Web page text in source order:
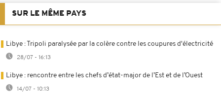
SUR LE MÊME PAYS
Libye : Tripoli paralysée par la colère contre les coupures d'électricité
28/07 - 16:13
Libye : rencontre entre les chefs d’état-major de l’Est et de l’Ouest
14/07 - 10:13